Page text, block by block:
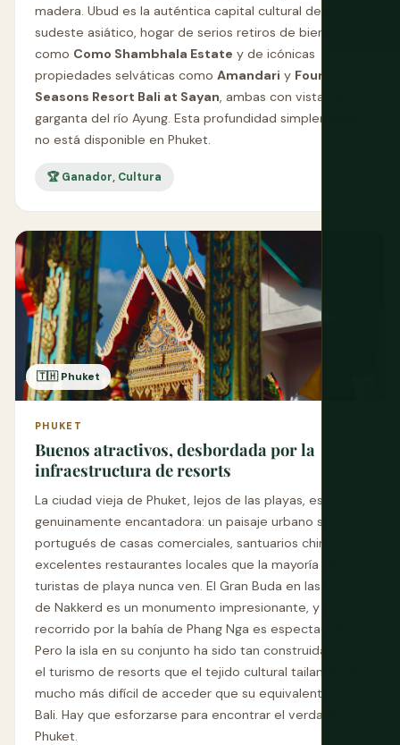
madera. Ubud es la auténtica capital cultural del
sudeste asiático, hogar de serios retiros de bienestar
como Como Shambhala Estate y de icónicas
propiedades selváticas como Amandari y Four
Seasons Resort Bali at Sayan , ambas con vistas a la
garganta del río Ayung. Esta profundidad simplemente
no está disponible en Phuket.
🏆 Ganador, Cultura
🇹🇭 Phuket
PHUKET
Buenos atractivos, desbordada por la
infraestructura de resorts
La ciudad vieja de Phuket, lejos de las playas, es
genuinamente encantadora: un paisaje urbano sino-
portugués de casas comerciales, santuarios chinos y
excelentes restaurantes locales que la mayoría de los
turistas de playa nunca ven. El Gran Buda en las colinas
de Nakkerd es un monumento impresionante, y el
recorrido por la bahía de Phang Nga es espectacular.
Pero la isla en su conjunto ha sido tan construida para
el turismo de resorts que el tejido cultural tailandés es
mucho más difícil de acceder que su equivalente en
Bali. Hay que esforzarse para encontrar el verdadero
Phuket.